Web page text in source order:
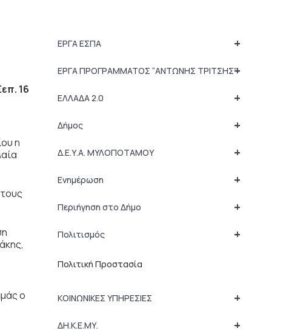
16
η
ο
+
ΕΡΓΑ ΕΣΠΑ
+
ΕΡΓΑ ΠΡΟΓΡΑΜΜΑΤΟΣ “ΑΝΤΩΝΗΣ ΤΡΙΤΣΗΣ”
+
ΕΛΛΑΔΑ 2.0
+
Δήμος
+
Δ.Ε.Υ.Α. ΜΥΛΟΠΟΤΑΜΟΥ
+
Ενημέρωση
+
Περιήγηση στο Δήμο
+
Πολιτισμός
Πολιτική Προστασία
+
ΚΟΙΝΩΝΙΚΕΣ ΥΠΗΡΕΣΙΕΣ
+
ΔΗ.Κ.Ε.ΜΥ.